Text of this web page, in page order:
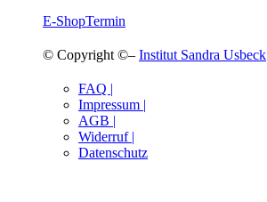
E-ShopTermin
© Copyright ©– Institut Sandra Usbeck
FAQ |
Impressum |
AGB |
Widerruf |
Datenschutz